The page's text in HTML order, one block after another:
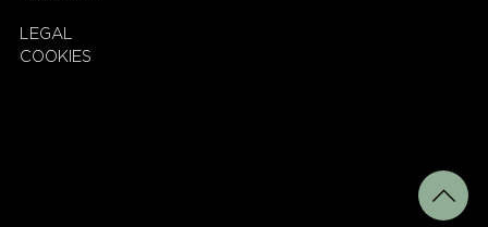
LEGAL
COOKIES